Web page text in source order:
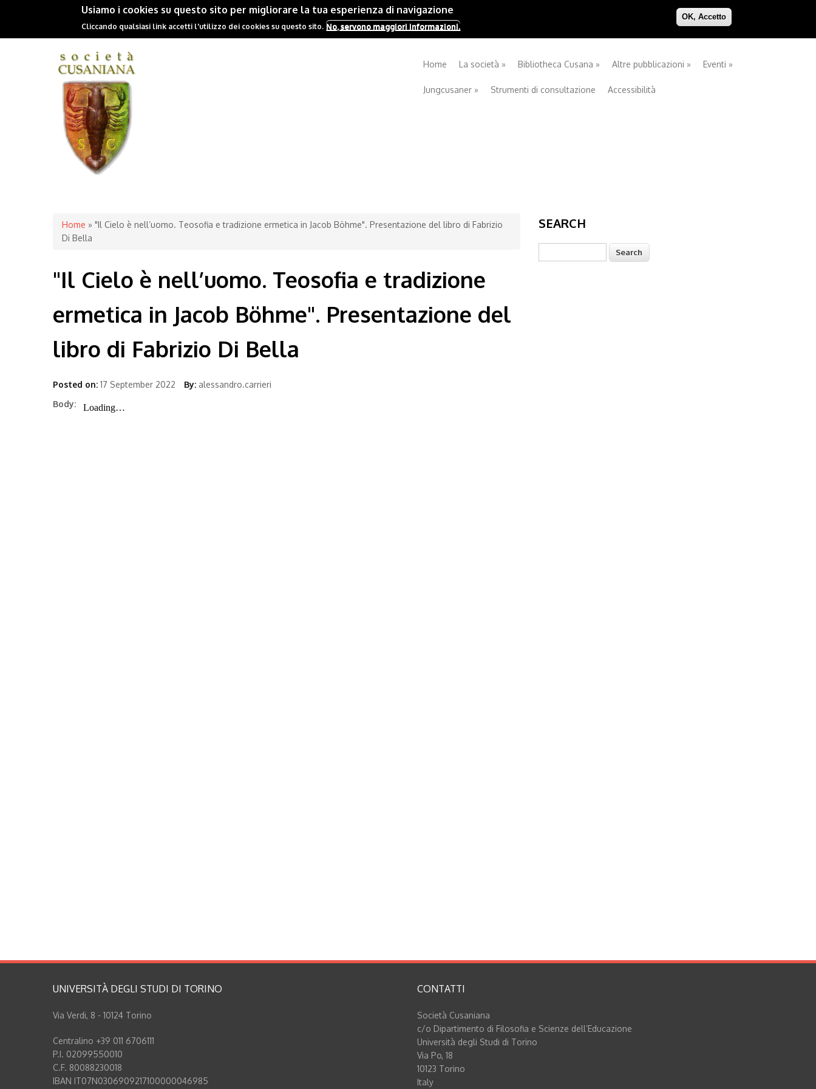
Usiamo i cookies su questo sito per migliorare la tua esperienza di navigazione
Cliccando qualsiasi link accetti l'utilizzo dei cookies su questo sito. No, servono maggiori informazioni.
OK, Accetto
Home La società » Bibliotheca Cusana » Altre pubblicazioni » Eventi »
Jungcusaner » Strumenti di consultazione Accessibilità
You are here
Home » "Il Cielo è nell’uomo. Teosofia e tradizione ermetica in Jacob Böhme". Presentazione del libro di Fabrizio
Di Bella
"Il Cielo è nell’uomo. Teosofia e tradizione
ermetica in Jacob Böhme". Presentazione del
libro di Fabrizio Di Bella
Posted on: 17 September 2022 By: alessandro.carrieri
Body:
SEARCH
UNIVERSITÀ DEGLI STUDI DI TORINO
Via Verdi, 8 - 10124 Torino
Centralino +39 011 6706111
P.I. 02099550010
C.F. 80088230018
IBAN IT07N0306909217100000046985
CONTATTI
Società Cusaniana
c/o Dipartimento di Filosofia e Scienze dell’Educazione
Università degli Studi di Torino
Via Po, 18
10123 Torino
Italy